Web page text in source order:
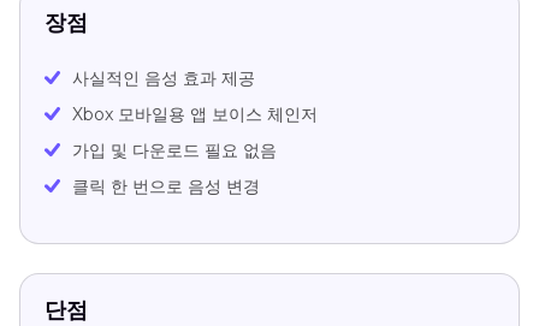
장점
사실적인 음성 효과 제공
Xbox 모바일용 앱 보이스 체인저
가입 및 다운로드 필요 없음
클릭 한 번으로 음성 변경
단점